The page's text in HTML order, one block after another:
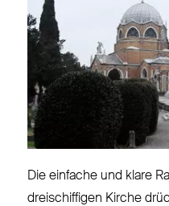
Die einfache und klare
dreischiffigen Kirche